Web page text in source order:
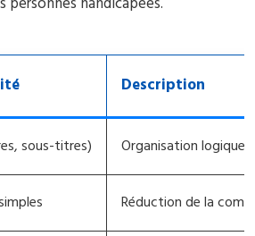
Description
sous-titres) Organisation logique
Réduction de la